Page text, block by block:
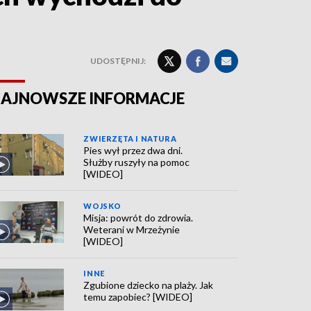
UDOSTĘPNIJ:
INFORMACJE
ZWIERZĘTA I NATURA
Pies wył przez dwa dni.
Służby ruszyły na pomoc
[WIDEO]
WOJSKO
Misja: powrót do zdrowia.
Weterani w Mrzeżynie
[WIDEO]
INNE
Zgubione dziecko na plaży. Jak
temu zapobiec? [WIDEO]